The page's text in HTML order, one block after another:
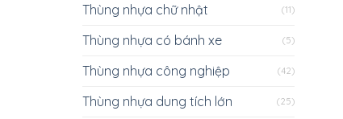
Thùng nhựa chữ nhật (11)
Thùng nhựa có bánh xe (5)
Thùng nhựa công nghiệp (42)
Thùng nhựa dung tích lớn (25)